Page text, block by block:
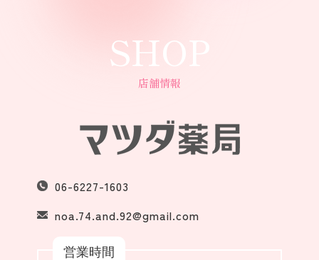
SHOP
店舗情報
06-6227-1603
noa.74.and.92@gmail.com
営業時間